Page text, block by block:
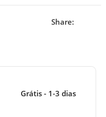
Share:
Grátis - 1-3 dias